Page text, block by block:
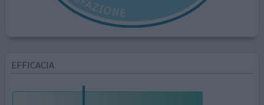
EFFICACIA